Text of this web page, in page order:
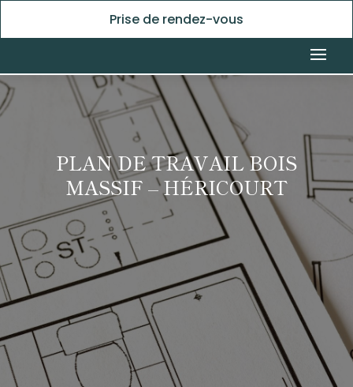
Prise de rendez-vous
PLAN DE TRAVAIL BOIS
MASSIF – HÉRICOURT